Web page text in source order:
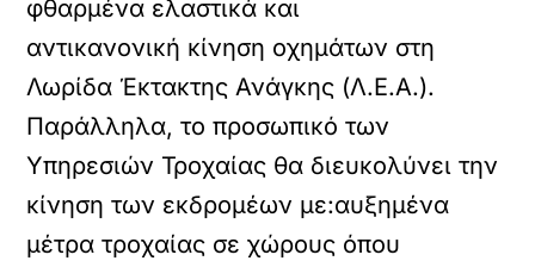
φθαρμένα ελαστικά και
αντικανονική κίνηση οχημάτων στη
Λωρίδα Έκτακτης Ανάγκης (Λ.Ε.Α.).
Παράλληλα, το προσωπικό των
Υπηρεσιών Τροχαίας θα διευκολύνει την
κίνηση των εκδρομέων με:αυξημένα
μέτρα τροχαίας σε χώρους όπου